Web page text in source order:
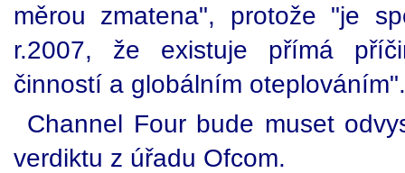
měrou zmatena", protože "je
r.2007, že existuje přímá
činností a globálním oteplováním".
Channel Four bude muset
verdiktu z úřadu Ofcom.